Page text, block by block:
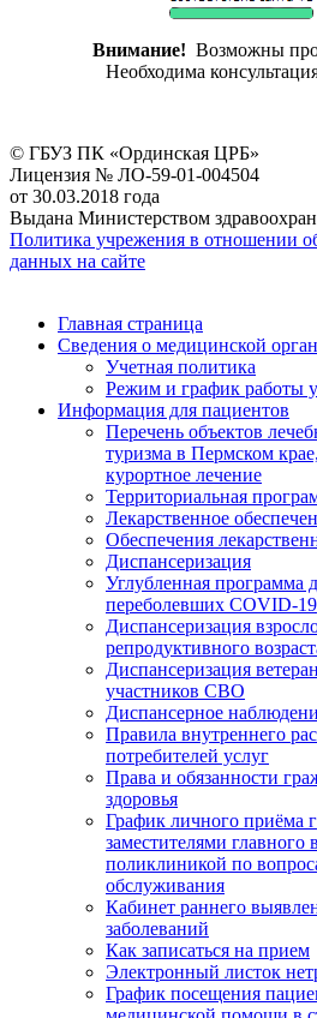
Внимание! Возможны
Необходима
© ГБУЗ ПК «Ординская ЦРБ»
Лицензия № ЛО-59-01-004504
от 30.03.2018 года
Выдана Министерством
Политика учрежения в отношении
данных на сайте
Главная страница
Сведения о медицинской
Учетная политика
Режим и график работы
Информация для пациентов
Перечень объектов
туризма в Пермском
курортное лечение
Территориальная
Лекарственное
Обеспечения
Диспансеризация
Углубленная программа
переболевших COVID-19
Диспансеризация
репродуктивного
Диспансеризация
участников СВО
Диспансерное
Правила внутреннего
потребителей услуг
Права и обязанности
здоровья
График личного приёма
заместителями
поликлиникой по
обслуживания
Кабинет раннего
заболеваний
Как записаться на прием
Электронный листок
График посещения